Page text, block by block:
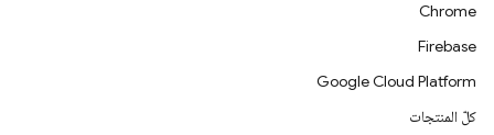
Chrome
Firebase
Google Cloud Platform
كلّ المنتجات